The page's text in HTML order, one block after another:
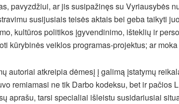
pavyzdžiui, ar jis susipažinęs su Vyriausybės
susijusiais teisės aktais bei geba taikyti
kultūros politikos įgyvendinimo, išteklių ir
kūrybinės veiklos programas-projektus; ar
autoriai atkreipia dėmesį į galimą įstatymų
remiamasi ne tik Darbo kodeksu, bet ir pačios
aprašu, tarsi specialiai išleistu susidariusiai